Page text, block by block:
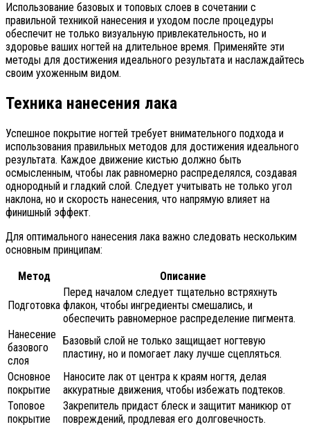
Использование базовых и топовых слоев в сочетании с
правильной техникой нанесения и уходом после процедуры
обеспечит не только визуальную привлекательность, но и
здоровье ваших ногтей на длительное время. Применяйте эти
методы для достижения идеального результата и наслаждайтесь
своим ухоженным видом.
Техника нанесения лака
Успешное покрытие ногтей требует внимательного подхода и
использования правильных методов для достижения идеального
результата. Каждое движение кистью должно быть
осмысленным, чтобы лак равномерно распределялся, создавая
однородный и гладкий слой. Следует учитывать не только угол
наклона, но и скорость нанесения, что напрямую влияет на
финишный эффект.
Для оптимального нанесения лака важно следовать нескольким
основным принципам:
Метод
Описание
Подготовка
Перед началом следует тщательно встряхнуть
флакон, чтобы ингредиенты смешались, и
обеспечить равномерное распределение пигмента.
Нанесение
базового
слоя
Базовый слой не только защищает ногтевую
пластину, но и помогает лаку лучше сцепляться.
Основное
покрытие
Наносите лак от центра к краям ногтя, делая
аккуратные движения, чтобы избежать подтеков.
Топовое
покрытие
Закрепитель придаст блеск и защитит маникюр от
повреждений, продлевая его долговечность.